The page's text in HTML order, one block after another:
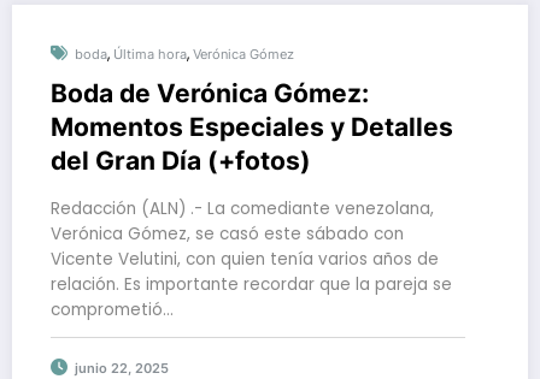
boda, Última hora, Verónica Gómez
Boda de Verónica Gómez:
Momentos Especiales y Detalles
del Gran Día (+fotos)
Redacción (ALN) .- La comediante venezolana,
Verónica Gómez, se casó este sábado con
Vicente Velutini, con quien tenía varios años de
relación. Es importante recordar que la pareja se
comprometió…
junio 22, 2025